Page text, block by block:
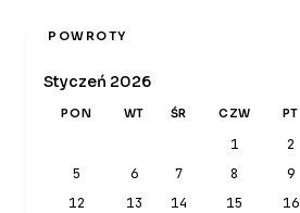
POWROTY
Styczeń 2026
PON WT ŚR CZW PT
1 2
5
6 7 8 9
12
13 14 15 16